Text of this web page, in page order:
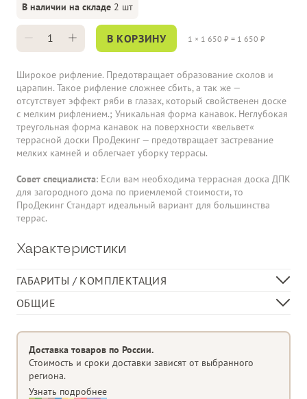
В наличии на складе 2 шт
В КОРЗИНУ 1 × 1 650 ₽ = 1 650 ₽
Широкое рифление. Предотвращает образование сколов и
царапин. Такое рифление сложнее сбить, а так же —
отсутствует эффект ряби в глазах, который свойственен доске
с мелким рифлением.; Уникальная форма канавок. Неглубокая
треугольная форма канавок на поверхности «вельвет«
террасной доски ПроДекинг — предотвращает застревание
мелких камней и облегчает уборку террасы.
Совет специалиста: Если вам необходима террасная доска ДПК
для загородного дома по приемлемой стоимости, то
ПроДекинг Стандарт идеальный вариант для большинства
террас.
Характеристики
ГАБАРИТЫ / КОМПЛЕКТАЦИЯ
Ширина доски, мм
140
В 1 кв.м, пог. м
7,14
ОБЩИЕ
Композит)
Тип поверхности/
плетения
Разрешённая нагрузка
Доставка товаров по России.
Стоимость и сроки доставки зависят от выбранного
региона.
Узнать подробнее